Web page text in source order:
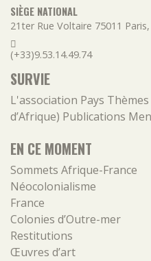
SIÈGE NATIONAL
21ter Rue Voltaire 75011 Paris,
(+33)9.53.14.49.74
SURVIE
L'association Pays Thèmes
d’Afrique) Publications
EN CE MOMENT
Sommets Afrique-France
Néocolonialisme
France
Colonies d’Outre-mer
Restitutions
Œuvres d’art